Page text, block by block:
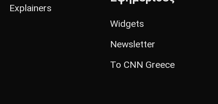
Explainers
Widgets
Newsletter
Το CNN Greece